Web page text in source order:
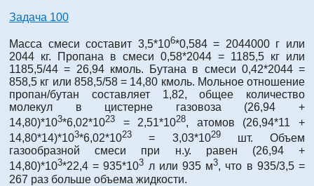
Задача 100
Масса смеси составит 3,5*106*0,584 = 2044000 г или
2044 кг. Пропана в смеси 0,58*2044 = 1185,5 кг или
1185,5/44 = 26,94 кмоль. Бутана в смеси 0,42*2044 =
858,5 кг или 858,5/58 = 14,80 кмоль. Мольное отношение
пропан/бутан составляет 1,82, общее количество
молекул в цистерне газовоза (26,94 +
14,80)*103*6,02*1023 = 2,51*1028, атомов (26,94*11 +
14,80*14)*103*6,02*1023 = 3,03*1029шт. Объем
газообразной смеси при н.у. равен (26,94 +
14,80)*103*22,4 = 935*103 л или 935 м3, что в 935/3,5 =
267 раз больше объема жидкости.